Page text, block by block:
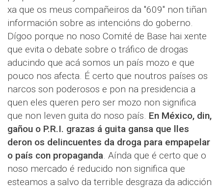
xa que os meus compañeiros da "609" non tiñan
información sobre as intencións do goberno.
Dígoo porque no noso Comité de Base hai xente
que evita o debate sobre o tráfico de drogas
aducindo que acá somos un país mozo e que
pouco nos afecta. É certo que noutros países os
narcos son poderosos e pon na presidencia a
quen eles queren pero ser mozo non significa
que non leven guita do noso país. En México, din,
gañou o P.R.I. grazas á guita gansa que lles
deron os delincuentes da droga para empapelar
o país con propaganda. Aínda que é certo que o
noso mercado é reducido non significa que
esteamos a salvo da terrible desgraza da adicción